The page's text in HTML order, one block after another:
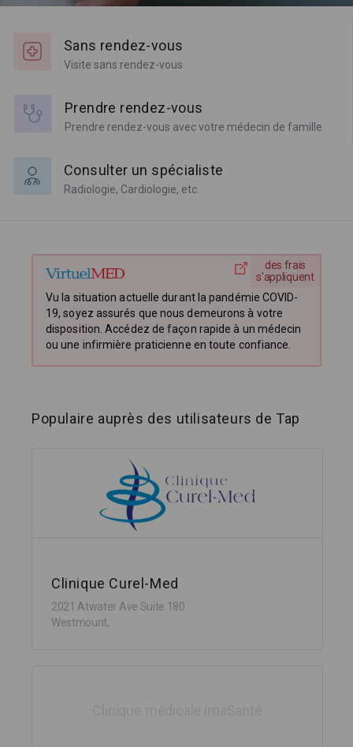
Sans rendez-vous
Visite sans rendez-vous
Prendre rendez-vous
Prendre rendez-vous avec votre médecin de famille
Consulter un spécialiste
Radiologie, Cardiologie, etc.
Vu la situation actuelle durant la pandémie COVID-
19, soyez assurés que nous demeurons à votre
disposition. Accédez de façon rapide à un médecin
ou une infirmière praticienne en toute confiance.
des frais
s'appliquent
Populaire auprès des utilisateurs de Tap
Clinique Curel-Med
2021 Atwater Ave Suite 180
Westmount,